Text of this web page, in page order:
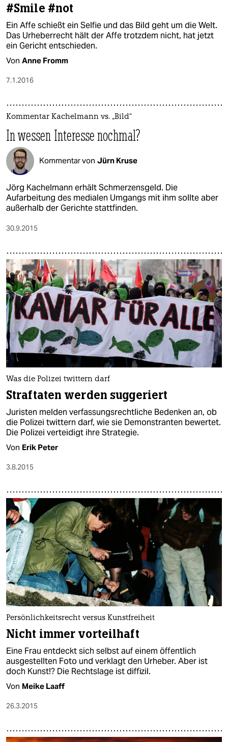
#Smile #not
Ein Affe schießt ein Selfie und das Bild geht um die Welt.
Das Urheberrecht hält der Affe trotzdem nicht, hat jetzt
ein Gericht entschieden.
Von Anne Fromm
7.1.2016
Kommentar Kachelmann vs. „Bild“
In wessen Interesse nochmal?
Kommentar von Jürn Kruse
Jörg Kachelmann erhält Schmerzensgeld. Die
Aufarbeitung des medialen Umgangs mit ihm sollte aber
außerhalb der Gerichte stattfinden.
30.9.2015
Was die Polizei twittern darf
Straftaten werden suggeriert
Juristen melden verfassungsrechtliche Bedenken an, ob
die Polizei twittern darf, wie sie Demonstranten bewertet.
Die Polizei verteidigt ihre Strategie.
Von Erik Peter
3.8.2015
Persönlichkeitsrecht versus Kunstfreiheit
Nicht immer vorteilhaft
Eine Frau entdeckt sich selbst auf einem öffentlich
ausgestellten Foto und verklagt den Urheber. Aber ist
doch Kunst!? Die Rechtslage ist diffizil.
Von Meike Laaff
26.3.2015